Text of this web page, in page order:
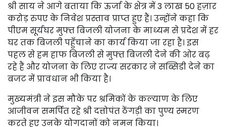
श्री साय ने आगे बताया कि ऊर्जा के क्षेत्र में 3 लाख 50 हज़ार
करोड़ रुपए के निवेश प्रस्ताव प्राप्त हुए हैं। उन्होंने कहा कि
पीएम सूर्यघर मुफ्त बिजली योजना के माध्यम से प्रदेश में हर
घर तक बिजली पहुँचाने का कार्य किया जा रहा है। इस
पहल से हम हाफ बिजली से मुफ्त बिजली देने की ओर बढ़
रहे हैं और योजना के लिए राज्य सरकार ने सब्सिडी देने का
बजट में प्रावधान भी किया है।
मुख्यमंत्री ने इस मौके पर श्रमिकों के कल्याण के लिए
आजीवन समर्पित रहे श्री दत्तोपंत ठेंगड़ी का पुण्य स्मरण
करते हुए उनके योगदानों को नमन किया।